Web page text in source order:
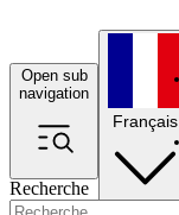
Open sub
navigation
Recherche
Français